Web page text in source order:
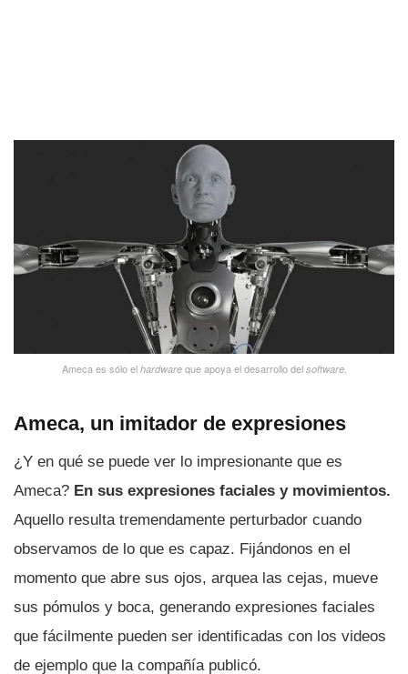
Ameca es sólo el hardwareque apoya el desarrollo del software.
Ameca, un imitador de expresiones
¿Y en qué se puede ver lo impresionante que es
Ameca? En sus expresiones faciales y movimientos.
Aquello resulta tremendamente perturbador cuando
observamos de lo que es capaz. Fijándonos en el
momento que abre sus ojos, arquea las cejas, mueve
sus pómulos y boca, generando expresiones faciales
que fácilmente pueden ser identificadas con los videos
de ejemplo que la compañía publicó.